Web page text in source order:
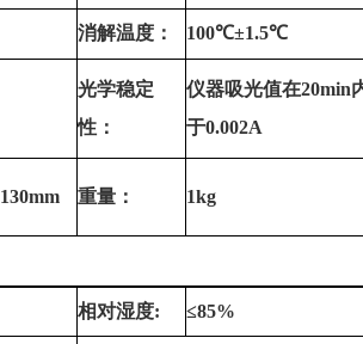
消解温度： 100℃±1.5℃
光学稳定
性：
仪器吸光值在20min
于0.002A
130mm 重量： 1kg
相对湿度: ≤85%